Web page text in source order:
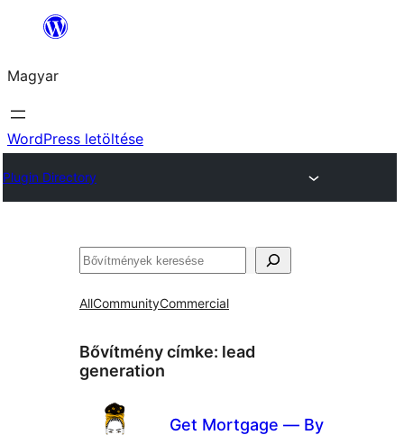
Ugrás
tartalomhoz
Magyar
WordPress letöltése
Plugin Directory
Keresés
AllCommunityCommercial
Bővítmény címke: lead
generation
Get Mortgage — By